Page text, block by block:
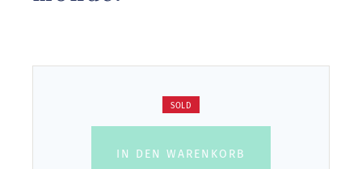
SOLD
IN DEN WARENKORB